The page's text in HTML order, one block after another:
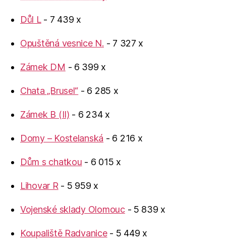
Důl L- 7 439 x
Opuštěná vesnice N. - 7 327 x
Zámek DM - 6 399 x
Chata „Brusel“ - 6 285 x
Zámek B (II) - 6 234 x
Domy – Kostelanská - 6 216 x
Dům s chatkou - 6 015 x
Lihovar R - 5 959 x
Vojenské sklady Olomouc- 5 839 x
Koupaliště Radvanice- 5 449 x